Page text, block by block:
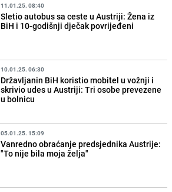
11.01.25. 08:40
Sletio autobus sa ceste u Austriji: Žena iz
BiH i 10-godišnji dječak povrijeđeni
10.01.25. 06:30
Državljanin BiH koristio mobitel u vožnji i
skrivio udes u Austriji: Tri osobe prevezene
u bolnicu
05.01.25. 15:09
Vanredno obraćanje predsjednika Austrije:
"To nije bila moja želja"